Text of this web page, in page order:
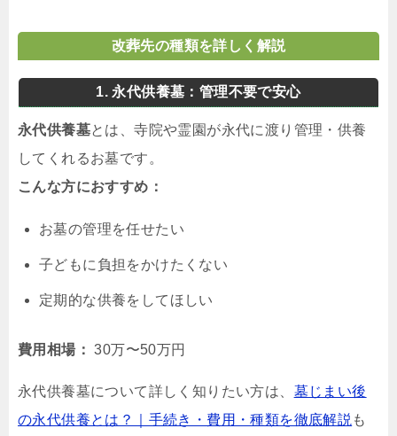
改葬先の種類を詳しく解説
1. 永代供養墓：管理不要で安心
永代供養墓とは、寺院や霊園が永代に渡り管理・供養
してくれるお墓です。
こんな方におすすめ：
お墓の管理を任せたい
子どもに負担をかけたくない
定期的な供養をしてほしい
費用相場： 30万〜50万円
永代供養墓について詳しく知りたい方は、 墓じまい後
の永代供養とは？｜手続き・費用・種類を徹底解説 も